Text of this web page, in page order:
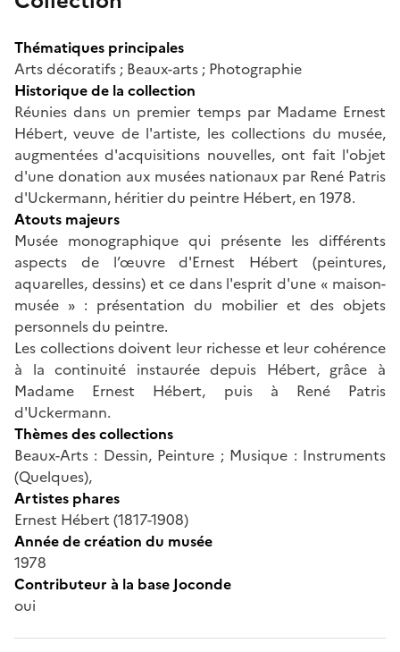
Thématiques principales
Arts décoratifs ; Beaux-arts ; Photographie
Historique de la collection
Réunies dans un premier temps par Madame Ernest
Hébert, veuve de l'artiste, les collections du musée,
augmentées d'acquisitions nouvelles, ont fait l'objet
d'une donation aux musées nationaux par René Patris
d'Uckermann, héritier du peintre Hébert, en 1978.
Atouts majeurs
Musée monographique qui présente les différents
aspects de l’œuvre d'Ernest Hébert (peintures,
aquarelles, dessins) et ce dans l'esprit d'une « maison-
musée » : présentation du mobilier et des objets
personnels du peintre.
Les collections doivent leur richesse et leur cohérence
à la continuité instaurée depuis Hébert, grâce à
Madame Ernest Hébert, puis à René Patris
d'Uckermann.
Thèmes des collections
Beaux-Arts : Dessin, Peinture ; Musique : Instruments
(Quelques),
Artistes phares
Ernest Hébert (1817-1908)
Année de création du musée
1978
Contributeur à la base Joconde
oui